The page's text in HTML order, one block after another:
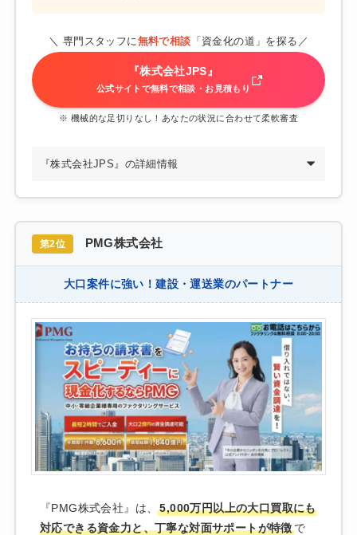
＼ 専門スタッフに無料で相談 「資金化の道」を探る／
『株式会社JPS』
公式サイトで無料で相談・お見積もり
※ 機械的な足切りなし！あなたの状況に合わせて柔軟審査
『株式会社JPS』の詳細情報
第2位 PMG株式会社
大口案件に強い！建設・運送業のパートナー
『PMG株式会社』は、5,000万円以上の大口買取にも
対応できる資金力と、丁寧な対面サポートが特徴で